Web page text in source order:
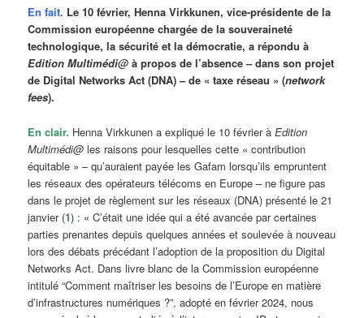
En fait. Le 10 février, Henna Virkkunen, vice-présidente de la
Commission européenne chargée de la souveraineté
technologique, la sécurité et la démocratie, a répondu à
Edition Multimédi@ à propos de l’absence – dans son projet
de Digital Networks Act (DNA) – de « taxe réseau » (network
fees).
En clair. Henna Virkkunen a expliqué le 10 février àEdition
Multimédi@ les raisons pour lesquelles cette « contribution
équitable » – qu’auraient payée les Gafam lorsqu’ils empruntent
les réseaux des opérateurs télécoms en Europe – ne figure pas
dans le projet de règlement sur les réseaux (DNA) présenté le 21
janvier (1) : « C’était une idée qui a été avancée par certaines
parties prenantes depuis quelques années et soulevée à nouveau
lors des débats précédant l’adoption de la proposition du Digital
Networks Act. Dans livre blanc de la Commission européenne
intitulé “Comment maîtriser les besoins de l’Europe en matière
d’infrastructures numériques ?”, adopté en février 2024, nous